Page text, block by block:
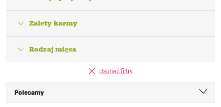
Zalety karmy
Rodzaj mięsa
Usunąć filtry
S
Polecamy